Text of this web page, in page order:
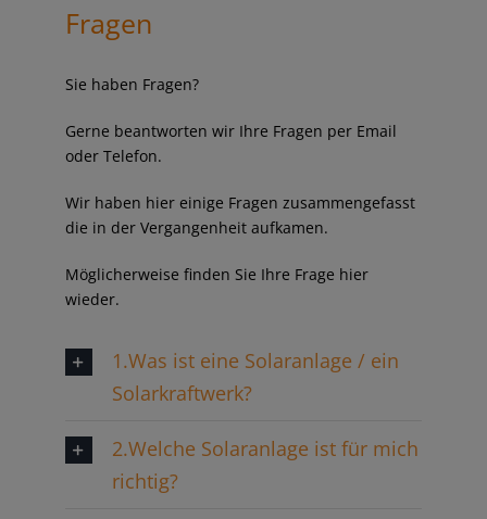
Fragen
Sie haben Fragen?
Gerne beantworten wir Ihre Fragen per Email
oder Telefon.
Wir haben hier einige Fragen zusammengefasst
die in der Vergangenheit aufkamen.
Möglicherweise finden Sie Ihre Frage hier
wieder.
1.Was ist eine Solaranlage / ein
Solarkraftwerk?
2.Welche Solaranlage ist für mich
richtig?